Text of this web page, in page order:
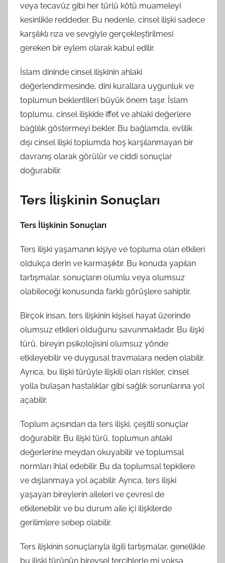
veya tecavüz gibi her türlü kötü muameleyi
kesinlikle reddeder. Bu nedenle, cinsel ilişki sadece
karşılıklı rıza ve sevgiyle gerçekleştirilmesi
gereken bir eylem olarak kabul edilir.
İslam dininde cinsel ilişkinin ahlaki
değerlendirmesinde, dini kurallara uygunluk ve
toplumun beklentileri büyük önem taşır. İslam
toplumu, cinsel ilişkide iffet ve ahlaki değerlere
bağlılık göstermeyi bekler. Bu bağlamda, evlilik
dışı cinsel ilişki toplumda hoş karşılanmayan bir
davranış olarak görülür ve ciddi sonuçlar
doğurabilir.
Ters İlişkinin Sonuçları
Ters İlişkinin Sonuçları
Ters ilişki yaşamanın kişiye ve topluma olan etkileri
oldukça derin ve karmaşıktır. Bu konuda yapılan
tartışmalar, sonuçların olumlu veya olumsuz
olabileceği konusunda farklı görüşlere sahiptir.
Birçok insan, ters ilişkinin kişisel hayat üzerinde
olumsuz etkileri olduğunu savunmaktadır. Bu ilişki
türü, bireyin psikolojisini olumsuz yönde
etkileyebilir ve duygusal travmalara neden olabilir.
Ayrıca, bu ilişki türüyle ilişkili olan riskler, cinsel
yolla bulaşan hastalıklar gibi sağlık sorunlarına yol
açabilir.
Toplum açısından da ters ilişki, çeşitli sonuçlar
doğurabilir. Bu ilişki türü, toplumun ahlaki
değerlerine meydan okuyabilir ve toplumsal
normları ihlal edebilir. Bu da toplumsal tepkilere
ve dışlanmaya yol açabilir. Ayrıca, ters ilişki
yaşayan bireylerin aileleri ve çevresi de
etkilenebilir ve bu durum aile içi ilişkilerde
gerilimlere sebep olabilir.
Ters ilişkinin sonuçlarıyla ilgili tartışmalar, genellikle
bu ilişki türünün bireysel tercihlerle mi yoksa